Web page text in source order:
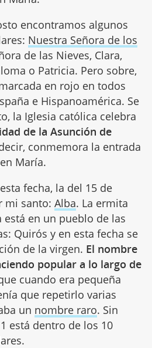
encontramos algunos
Nuestra Señora de los
de las Nieves, Clara,
o Patricia. Pero sobre,
en rojo en todos
e Hispanoamérica. Se
la Iglesia católica celebra
de la Asunción de
conmemora la entrada
María.
fecha, la del 15 de
mi santo: Alba. La ermita
está en un pueblo de las
Quirós y en esta fecha se
de la virgen. El nombre
popular a lo largo de
cuando era pequeña
que repetirlo varias
un nombre raro. Sin
está dentro de los 10